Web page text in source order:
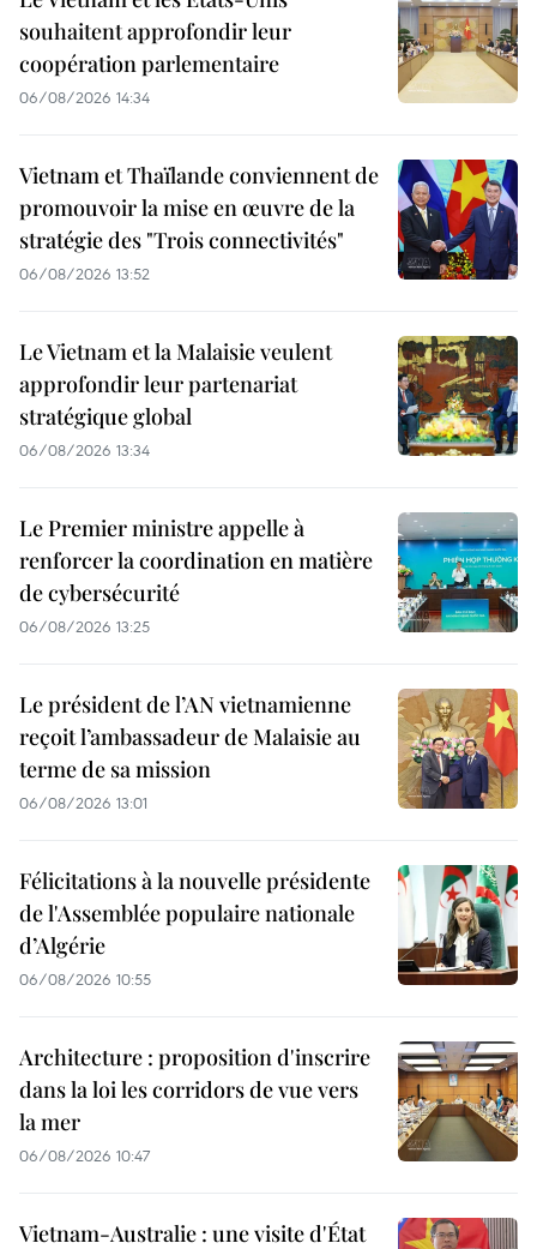
souhaitent approfondir leur
coopération parlementaire
06/08/2026 14:34
Vietnam et Thaïlande conviennent de
promouvoir la mise en œuvre de la
stratégie des "Trois connectivités"
06/08/2026 13:52
Le Vietnam et la Malaisie veulent
approfondir leur partenariat
stratégique global
06/08/2026 13:34
Le Premier ministre appelle à
renforcer la coordination en matière
de cybersécurité
06/08/2026 13:25
Le président de l’AN vietnamienne
reçoit l’ambassadeur de Malaisie au
terme de sa mission
06/08/2026 13:01
Félicitations à la nouvelle présidente
de l'Assemblée populaire nationale
d’Algérie
06/08/2026 10:55
Architecture : proposition d'inscrire
dans la loi les corridors de vue vers
la mer
06/08/2026 10:47
Vietnam-Australie : une visite d'État